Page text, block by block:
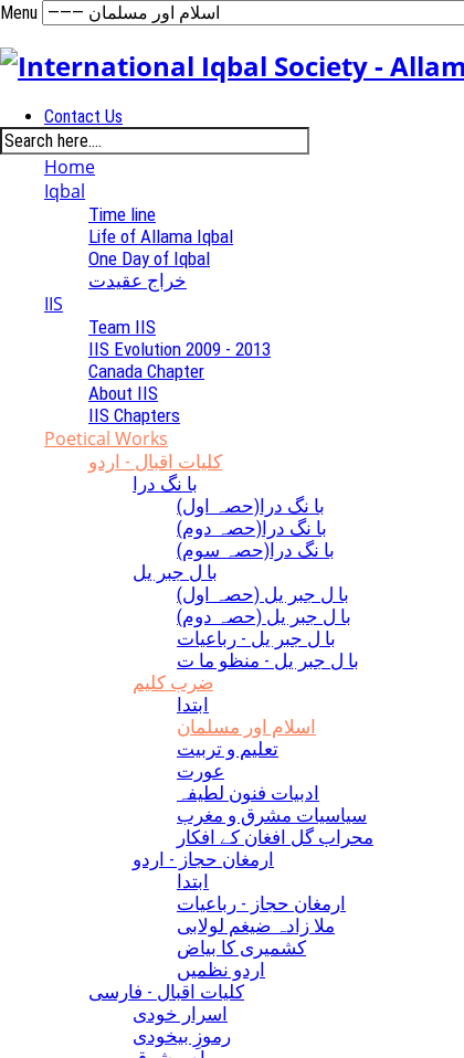
Menu
Contact Us
Home
Iqbal
Time line
Life of Allama Iqbal
One Day of Iqbal
خراج عقیدت
IIS
Team IIS
IIS Evolution 2009 - 2013
Canada Chapter
About IIS
IIS Chapters
Poetical Works
کلیات اقبال - اردو
با نگ درا
(با نگ درا(حصہ اول
(با نگ درا(حصہ دوم
(با نگ درا(حصہ سوم
با ل جبر یل
(با ل جبر یل (حصہ اول
(با ل جبر یل (حصہ دوم
با ل جبر یل - رباعيات
با ل جبر یل - منظو ما ت
ضرب کلیم
ابتدا
اسلام اور مسلمان
تعلیم و تربیت
عورت
ادبیات فنون لطیفہ
سیاسیات مشرق و مغرب
محراب گل افغان کے افکار
ارمغان حجاز - اردو
ابتدا
ارمغان حجاز - رباعیات
ملا زادہ ضیغم لولابی
کشمیری کا بیاض
اردو نظمیں
کلیات اقبال - فارسی
اسرار خودی
رموزِ بیخودی